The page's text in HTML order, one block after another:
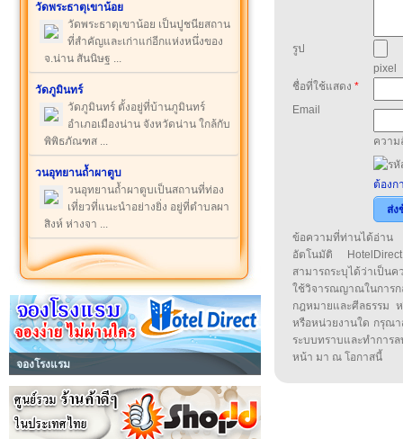
วัดพระธาตุเขาน้อย
วัดพระธาตุเขาน้อย เป็นปูชนียสถาน
ที่สำคัญและเก่าแก่อีกแห่งหนึ่งของ
จ.น่าน สันนิษฐ ...
วัดภูมินทร์
วัดภูมินทร์ ตั้งอยู่ที่บ้านภูมินทร์
อำเภอเมืองน่าน จังหวัดน่าน ใกล้กับ
พิพิธภัณฑส ...
วนอุทยานถ้ำผาตูบ
วนอุทยานถ้ำผาตูบเป็นสถานที่ท่อง
เที่ยวที่แนะนำอย่างยิ่ง อยู่ที่ตำบลผา
สิงห์ ห่างจา ...
จองโรงแรม
รูป
pixel
ชื่อที่ใช้แสดง *
Email
ความ
ต้องก
ส่ง
ข้อความที่ท่านได้อ่าน
อัตโนมัติ
สามารถระบุได้ว่าเป็น
ใช้วิจารณญาณในกา
กฎหมายและศีลธรรม
หรือหน่วยงานใด กรุณา
ระบบทราบและทำกา
หน้า มา ณ โอกาสนี้